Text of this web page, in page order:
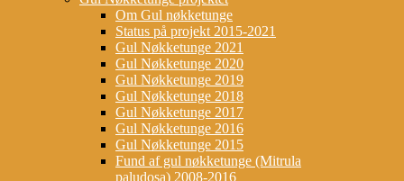
Om Gul nøkketunge
Status på projekt 2015-2021
Gul Nøkketunge 2021
Gul Nøkketunge 2020
Gul Nøkketunge 2019
Gul Nøkketunge 2018
Gul Nøkketunge 2017
Gul Nøkketunge 2016
Gul Nøkketunge 2015
Fund af gul nøkketunge (Mitrula
paludosa) 2008-2016